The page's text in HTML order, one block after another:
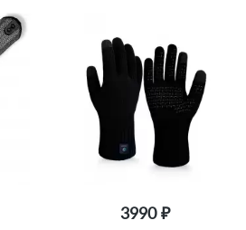
3990 ₽